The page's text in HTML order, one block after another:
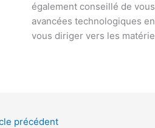
également conseillé de
avancées technologiques
vous diriger vers les
précédent